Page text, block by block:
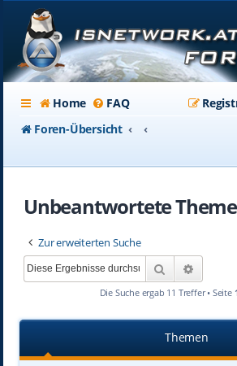
Home FAQ
Foren-Übersicht
Unbeantwortete
Zur erweiterten Suche
Suche
Die Suche ergab 11 Treffer • Seite
Themen